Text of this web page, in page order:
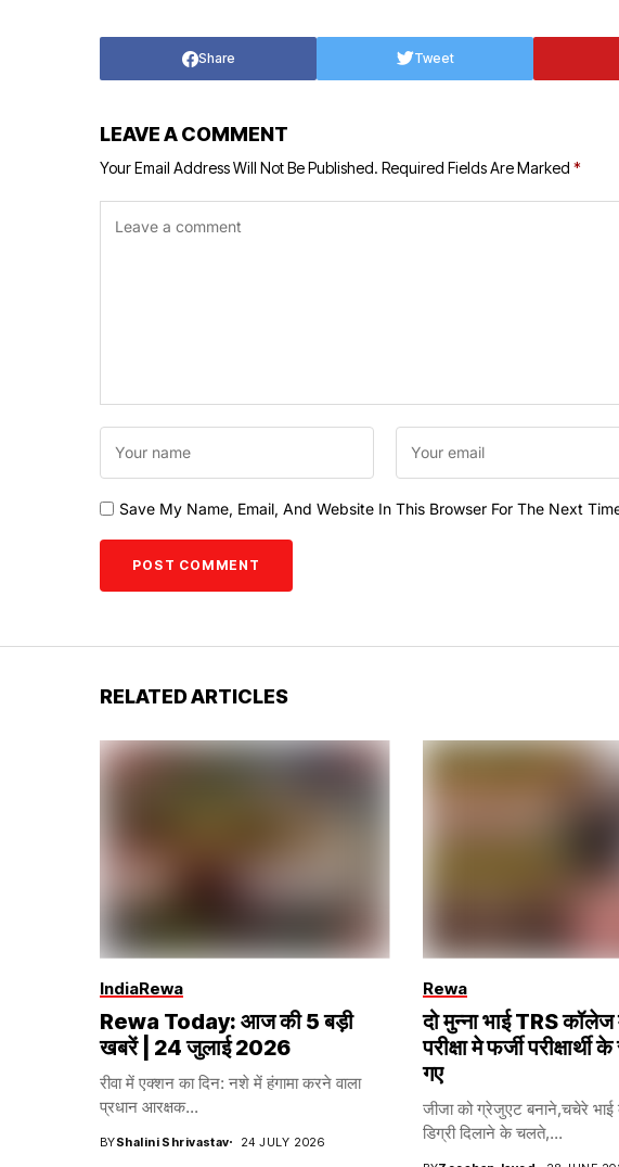
Share Tweet
LEAVE A COMMENT
Your Email Address Will Not Be Published. Required Fields Are Marked *
Save My Name, Email, And Website In This Browser For The Next
RELATED ARTICLES
IndiaRewa
Rewa Today: आज की 5 बड़ी
खबरें | 24 जुलाई 2026
रीवा में एक्शन का दिन: नशे में हंगामा करने वाला
प्रधान आरक्षक...
BYShalini Shrivastav 24 JULY 2026
Rewa
दो मुन्ना भाई TRS
परीक्षा मे फर्जी
गए
जीजा को ग्रेजुएट बनाने,चचेरे भाई
डिग्री दिलाने के चलते,...